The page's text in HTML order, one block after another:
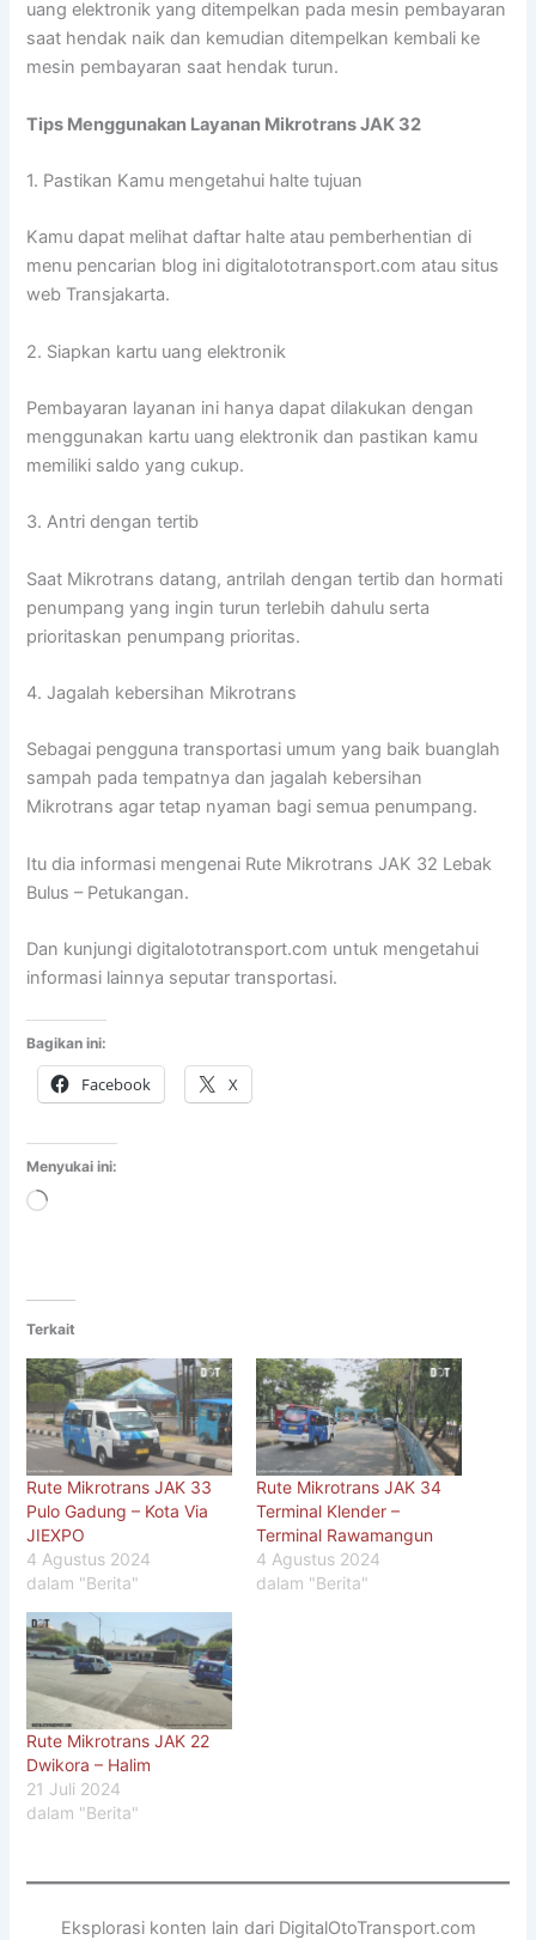
uang elektronik yang ditempelkan pada mesin pembayaran
saat hendak naik dan kemudian ditempelkan kembali ke
mesin pembayaran saat hendak turun.
Tips Menggunakan Layanan Mikrotrans JAK 32
1. Pastikan Kamu mengetahui halte tujuan
Kamu dapat melihat daftar halte atau pemberhentian di
menu pencarian blog ini digitalototransport.com atau situs
web Transjakarta.
2. Siapkan kartu uang elektronik
Pembayaran layanan ini hanya dapat dilakukan dengan
menggunakan kartu uang elektronik dan pastikan kamu
memiliki saldo yang cukup.
3. Antri dengan tertib
Saat Mikrotrans datang, antrilah dengan tertib dan hormati
penumpang yang ingin turun terlebih dahulu serta
prioritaskan penumpang prioritas.
4. Jagalah kebersihan Mikrotrans
Sebagai pengguna transportasi umum yang baik buanglah
sampah pada tempatnya dan jagalah kebersihan
Mikrotrans agar tetap nyaman bagi semua penumpang.
Itu dia informasi mengenai Rute Mikrotrans JAK 32 Lebak
Bulus – Petukangan.
Dan kunjungi digitalototransport.com untuk mengetahui
informasi lainnya seputar transportasi.
Bagikan ini:
Facebook X
Menyukai ini:
Memuat...
Terkait
Rute Mikrotrans JAK 33
Pulo Gadung – Kota Via
JIEXPO
4 Agustus 2024
dalam "Berita"
Rute Mikrotrans JAK 34
Terminal Klender –
Terminal Rawamangun
4 Agustus 2024
dalam "Berita"
Rute Mikrotrans JAK 22
Dwikora – Halim
21 Juli 2024
dalam "Berita"
Eksplorasi konten lain dari DigitalOtoTransport.com